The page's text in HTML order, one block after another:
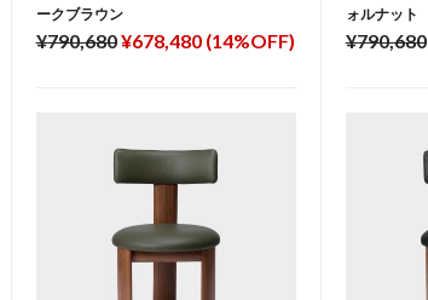
ークブラウン
¥790,680¥678,480 (14%OFF)
ォルナット
¥790,680